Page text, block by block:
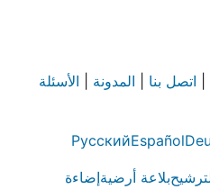
اتصل بنا المدونة
الأسئلة
Español
Русский
بلاعة أرضيةإضاءة